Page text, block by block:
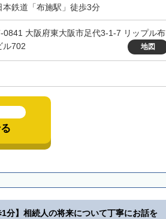
本鉄道「布施駅」徒歩3分
0841 大阪府東大阪市足代3-1-7 リップル布
ル702
地図
1分】相続人の将来について丁寧にお話を